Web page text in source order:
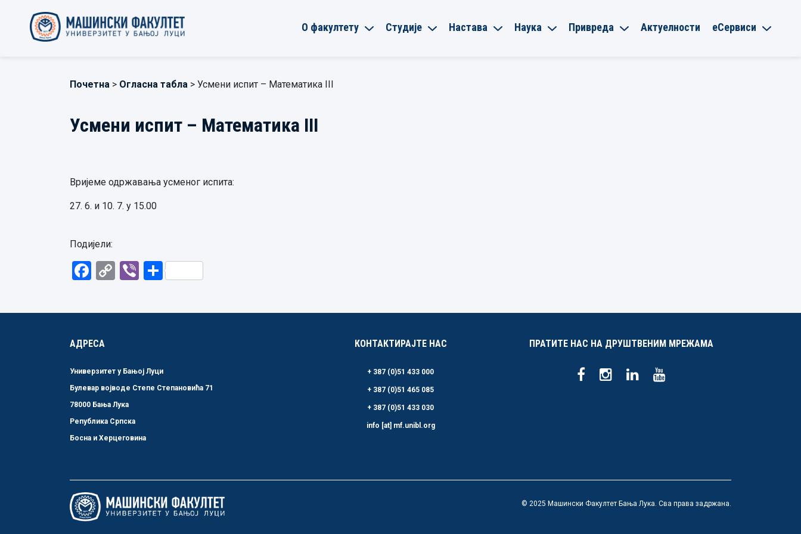
О факултету Студије Настава Наука Привреда Актуелности еСервиси
Почетна > Огласна табла > Усмени испит – Математика III
Усмени испит – Математика III
Вријеме одржавања усменог испита:
27. 6. и 10. 7. у 15.00
Подијели:
Facebook
CopyViberShare
АДРЕСА
Универзитет у Бањој Луци
Булевар војводе Степе Степановића 71
78000 Бања Лука
Република Српска
Босна и Херцеговина
КОНТАКТИРАЈТЕ НАС
+ 387 (0)51 433 000
+ 387 (0)51 465 085
+ 387 (0)51 433 030
info [at] mf.unibl.org
ПРАТИТЕ НАС НА ДРУШТВЕНИМ МРЕЖАМА
© 2025 Машински Факултет Бања Лука. Сва права задржана.